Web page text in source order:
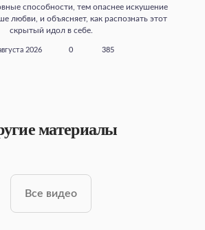
способности, тем опаснее искушение
любви, и объясняет, как распознать этот
скрытый идол в себе.
2026 0 385
материалы
Все видео